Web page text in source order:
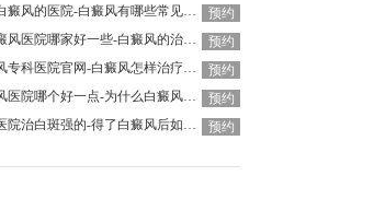
昆明治疗白癜风的医院-白癜风有哪些常见谣言呢
预约
昆明看白癜风医院哪家好一些-白癜风的治疗要注意什么呢
预约
云南白癜风专科医院官网-白癜风怎样治疗才科学呢
预约
昆明白癜风医院哪个好一点-为什么白癜风治疗周期那么长呢
预约
昆明哪家医院治白斑强的-得了白癜风后如何调节心理问题呢 预约